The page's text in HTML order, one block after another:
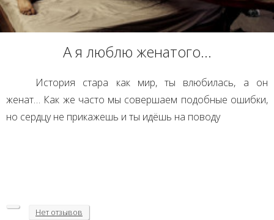
А я люблю женатого...
История стара как мир, ты влюбилась, а он
женат… Как же часто мы совершаем подобные ошибки,
но сердцу не прикажешь и ты идёшь на поводу
Нет отзывов